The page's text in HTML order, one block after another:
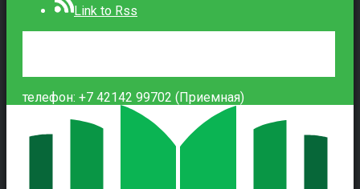
Link to Rss
телефон: +7 42142 99702 (Приемная)